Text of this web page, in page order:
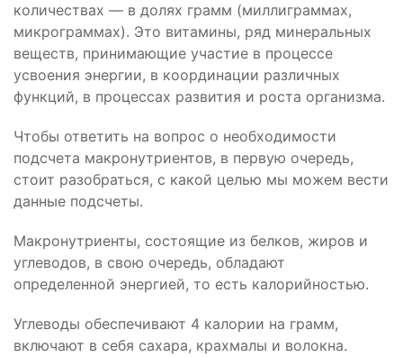
количествах — в долях грамм (миллиграммах,
микрограммах). Это витамины, ряд минеральных
веществ, принимающие участие в процессе
усвоения энергии, в координации различных
функций, в процессах развития и роста организма.
Чтобы ответить на вопрос о необходимости
подсчета макронутриентов, в первую очередь,
стоит разобраться, с какой целью мы можем вести
данные подсчеты.
Макронутриенты, состоящие из белков, жиров и
углеводов, в свою очередь, обладают
определенной энергией, то есть калорийностью.
Углеводы обеспечивают 4 калории на грамм,
включают в себя сахара, крахмалы и волокна.